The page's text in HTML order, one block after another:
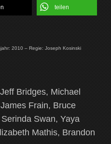
teilen
2010 – Regie: Joseph Kosinski
Bridges, Michael
Frain, Bruce
Swan, Yaya
Mathis, Brandon